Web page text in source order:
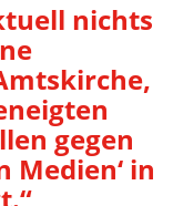
nichts
gegen
Medien‘ in